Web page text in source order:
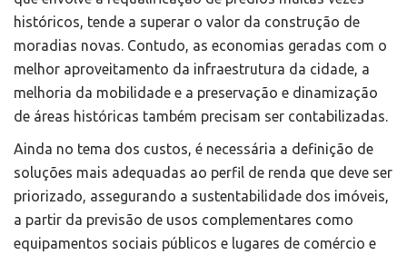
históricos, tende a superar o valor da construção de
moradias novas. Contudo, as economias geradas com o
melhor aproveitamento da infraestrutura da cidade, a
melhoria da mobilidade e a preservação e dinamização
de áreas históricas também precisam ser contabilizadas.
Ainda no tema dos custos, é necessária a definição de
soluções mais adequadas ao perfil de renda que deve ser
priorizado, assegurando a sustentabilidade dos imóveis,
a partir da previsão de usos complementares como
equipamentos sociais públicos e lugares de comércio e